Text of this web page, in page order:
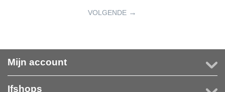
VOLGENDE
Mijn account
Ifshops